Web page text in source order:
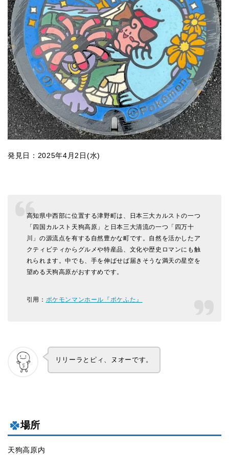
発見日：2025年4月2日(水)
高知県中西部に位置する津野町は、日本三大カルストの一つ
「四国カルスト天狗高原」と日本三大清流の一つ「四万十
川」の源流点を有する自然豊かな町です。自然を活かしたア
クティビティからグルメや特産品、文化や歴史ロマンにも触
れられます。中でも、手を伸ばせば届きそうな満天の星空を
望める天狗高原がおすすめです。
引用： ポケモンマンホール『ポケふた』
リリーラとピィ、ヌオーです。
場所
天狗高原内